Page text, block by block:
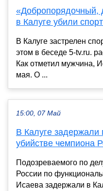
«Добропорядочный,
в Калуге убили
В Калуге застрелен
этом в беседе 5-tv.ru.
Как отметил мужчина,
мая. О ...
15:00, 07 Май
В Калуге задержали
убийстве чемпиона
Подозреваемого по
России по
Исаева задержали в